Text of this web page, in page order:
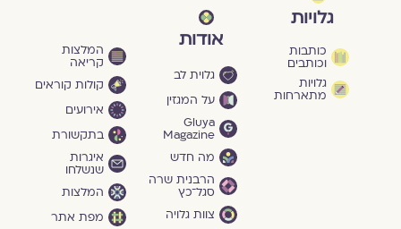
גלויות
כותבות
וכותבים
גלויות
מתארחות
אודות
גלוית לב
על המגזין
Gluya
Magazine
מה חדש
הרבנית שרה
סגל־כץ
צוות גלויה
המלצות
קריאה
קולות קוראים
אירועים
בתקשורת
איגרות
שנשלחו
המלצות
מפת אתר